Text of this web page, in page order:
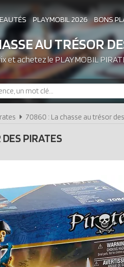
PLAYMOBIL 2026 BONS
ASSOCIATIONS DE FANS
LES
AU TRÉSOR
et achetez lePLAYMOBIL
70860 : La chasse au trésor
PIRATES